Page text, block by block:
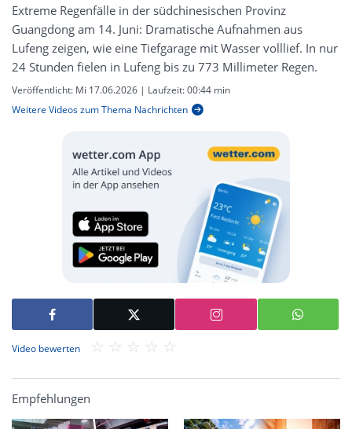
Extreme Regenfälle in der südchinesischen Provinz
Guangdong am 14. Juni: Dramatische Aufnahmen aus
Lufeng zeigen, wie eine Tiefgarage mit Wasser volllief. In nur
24 Stunden fielen in Lufeng bis zu 773 Millimeter Regen.
Veröffentlicht: Mi 17.06.2026 | Laufzeit:00:44 min
Weitere Videos zum Thema Nachrichten
Video bewerten
Empfehlungen